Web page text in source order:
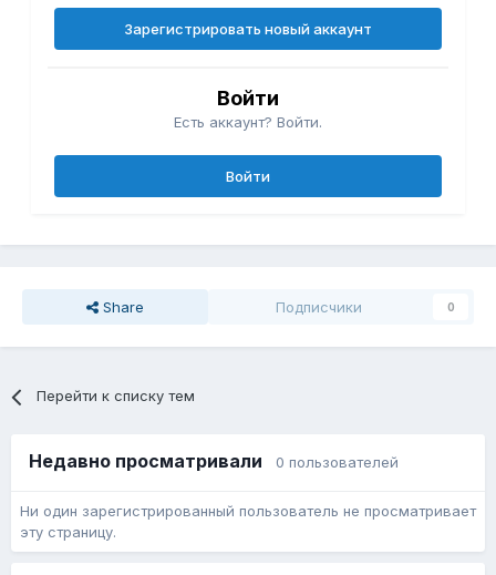
Зарегистрировать новый аккаунт
Войти
Есть аккаунт? Войти.
Войти
Share Подписчики 0
Перейти к списку тем
Недавно просматривали 0 пользователей
Ни один зарегистрированный пользователь не просматривает
эту страницу.